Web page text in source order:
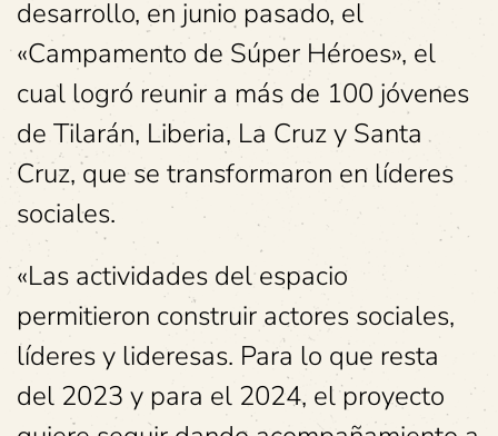
desarrollo, en junio pasado, el
«Campamento de Súper Héroes», el
cual logró reunir a más de 100 jóvenes
de Tilarán, Liberia, La Cruz y Santa
Cruz, que se transformaron en líderes
sociales.
«Las actividades del espacio
permitieron construir actores sociales,
líderes y lideresas. Para lo que resta
del 2023 y para el 2024, el proyecto